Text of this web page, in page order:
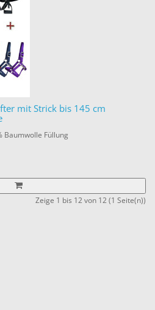
mit Strick bis 145 cm
Baumwolle Füllung
Zeige 1 bis 12 von 12 (1 Seite(n))